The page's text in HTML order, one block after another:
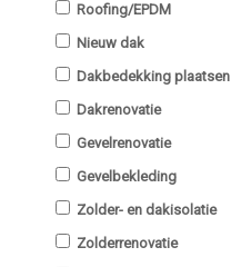
Roofing/EPDM
Nieuw dak
Dakbedekking plaatsen
Dakrenovatie
Gevelrenovatie
Gevelbekleding
Zolder- en dakisolatie
Zolderrenovatie